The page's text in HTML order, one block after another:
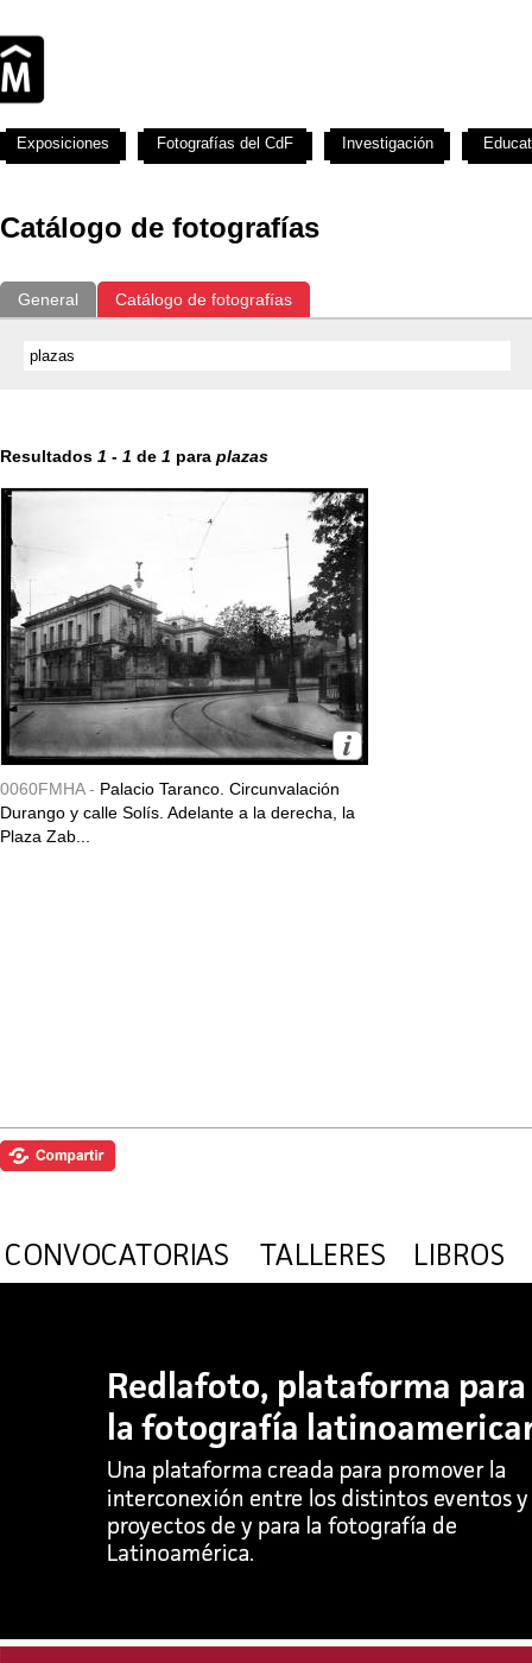
Catálogo de fotografías
General Catálogo de fotografías
Resultados 1 - 1 de 1 para plazas
0060FMHA - Palacio Taranco. Circunvalación
Durango y calle Solís. Adelante a la derecha, la
Plaza Zab...
Exposiciones Fotografías del CdF Investigación